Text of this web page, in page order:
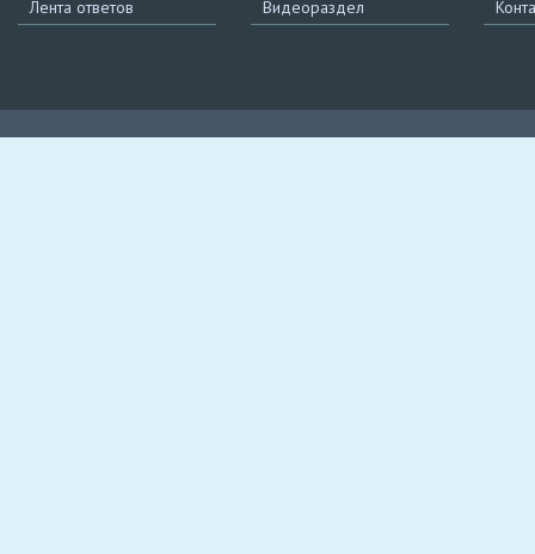
Лента ответов
Видеораздел